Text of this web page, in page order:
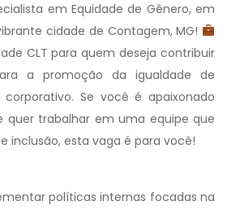
em Equidade de Gênero, em
cidade de Contagem, MG!
CLT para quem deseja contribuir
a promoção da igualdade de
Se você é apaixonado
quer trabalhar em uma equipe que
inclusão, esta vaga é para você!
políticas internas focadas na